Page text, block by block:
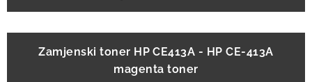
Zamjenski toner HP CE413A - HP CE-413A
magenta toner